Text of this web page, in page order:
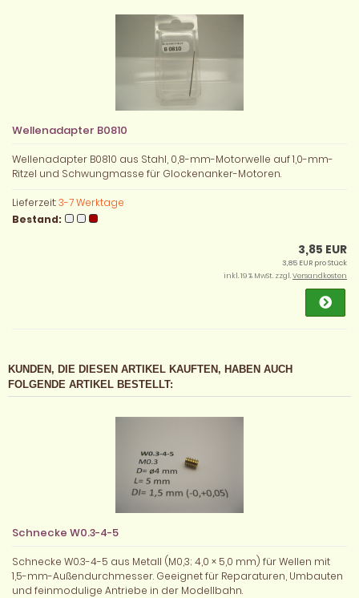
Wellenadapter B0810
Wellenadapter B0810 aus Stahl, 0,8-mm-Motorwelle auf 1,0-mm-
Ritzel und Schwungmasse für Glockenanker-Motoren.
Lieferzeit:3-7 Werktage
Bestand:
3,85 EUR
3,85 EUR pro Stück
inkl. 19 % MwSt. zzgl.Versandkosten
KUNDEN, DIE DIESEN ARTIKEL KAUFTEN, HABEN AUCH
FOLGENDE ARTIKEL BESTELLT:
Schnecke W0.3-4-5
Schnecke W0.3-4-5 aus Metall (M0,3; 4,0 × 5,0 mm) für Wellen mit
1,5-mm-Außendurchmesser. Geeignet für Reparaturen, Umbauten
und feinmodulige Antriebe in der Modellbahn.